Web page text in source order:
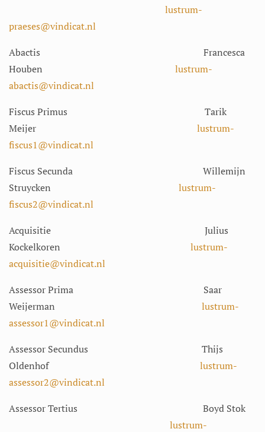
lustrum-
praeses@vindicat.nl
Abactis Francesca
Houben lustrum-
abactis@vindicat.nl
Fiscus Primus Tarik
Meijer lustrum-
fiscus1@vindicat.nl
Fiscus Secunda Willemijn
Struycken lustrum-
fiscus2@vindicat.nl
Acquisitie Julius
Kockelkoren lustrum-
acquisitie@vindicat.nl
Assessor Prima Saar
Weijerman lustrum-
assessor1@vindicat.nl
Assessor Secundus Thijs
Oldenhof lustrum-
assessor2@vindicat.nl
Assessor Tertius Boyd Stok
lustrum-